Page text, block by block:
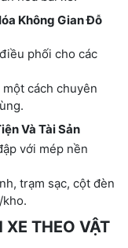
Không Gian Đỗ
phối cho các
cách chuyên
Và Tài Sản
với mép nền
trạm sạc, cột đèn
THEO VẬT